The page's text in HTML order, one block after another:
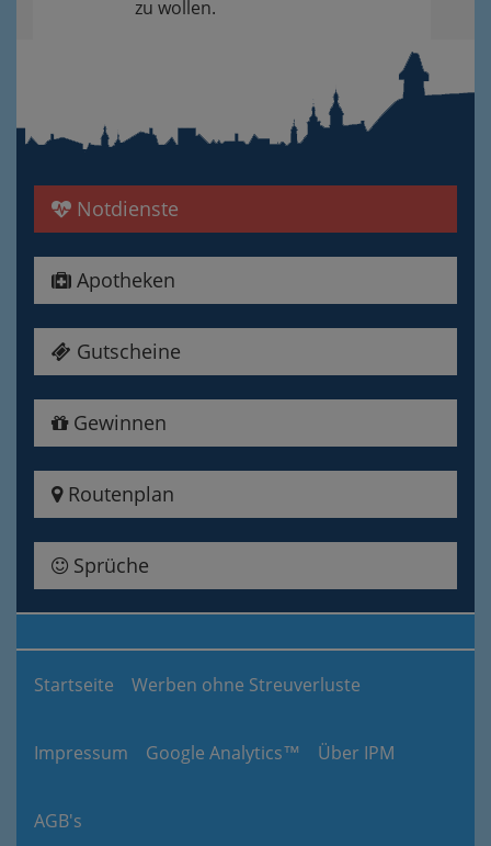
zu wollen.
Notdienste
Apotheken
Gutscheine
Gewinnen
Routenplan
Sprüche
Startseite Werben ohne Streuverluste
Impressum Google Analytics™ Über IPM
AGB's